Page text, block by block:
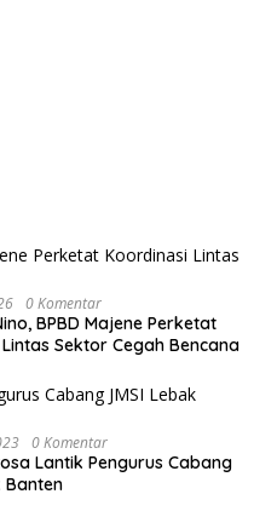
0 Komentar
BPBD Majene Perketat
Sektor Cegah Bencana
0 Komentar
Lantik Pengurus Cabang
Banten